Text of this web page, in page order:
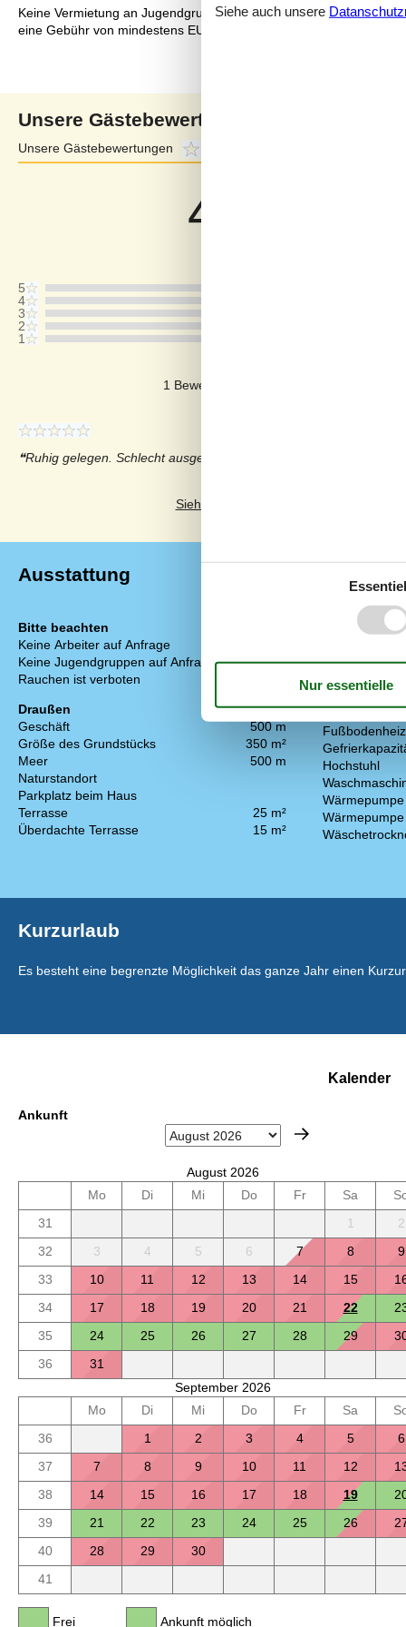
Keine Vermietung an Jugendgruppen, in denen alle 15-25 Jahre
eine Gebühr von mindestens EUR 420,- erhoben.
Unsere Gästebewertungen
Unsere Gästebewertungen
4,0
5
4
3
2
1
1 Bewertung hat einen Kommentar auf
Ruhig gelegen. Schlecht ausgestattete Küche.
Siehe stattdessen 21 externe
Ausstattung
Bitte beachten
Keine Arbeiter auf Anfrage
Keine Jugendgruppen auf Anfrage
Rauchen ist verboten
Draußen
Geschäft
500 m
Größe des Grundstücks
350 m²
Meer
500 m
Naturstandort
Parkplatz beim Haus
Terrasse
25 m²
Überdachte Terrasse
15 m²
Einrichtung
Anzahl
Baujahr
Hochstuhl
Wärmepumpe
Kurzurlaub
Es besteht eine begrenzte Möglichkeit das ganze Jahr einen
Kalender
Ankunft
August 2026
Mo
Di Mi Do Fr Sa
31
1
2
32
3 4 5 6 7 8
9
33
10 11 12 13 14 15
34
17 18 19 20 21 22
35
24 25 26 27 28 29
36
31
September 2026
Mo
Di Mi Do Fr Sa
36
1 2 3 4 5
6
37
7 8 9 10 11 12
38
14 15 16 17 18 19
39
21 22 23 24 25 26
40
28 29
30
41
Frei Ankunft möglich
Siehe auch unsere